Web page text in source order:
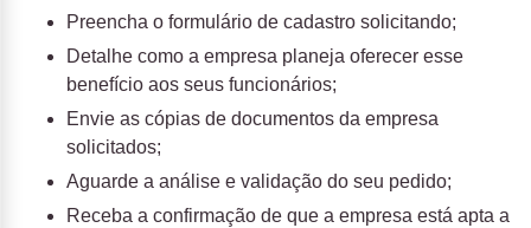
Preencha o formulário de cadastro solicitando;
Detalhe como a empresa planeja oferecer esse
benefício aos seus funcionários;
Envie as cópias de documentos da empresa
solicitados;
Aguarde a análise e validação do seu pedido;
Receba a confirmação de que a empresa está apta a